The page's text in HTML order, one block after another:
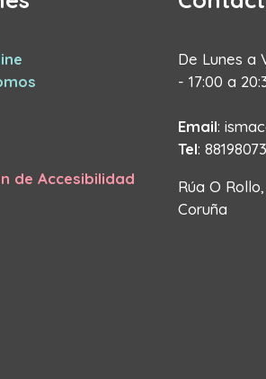
de Accesibilidad
De Lunes a
- 17:00 a
Email:
Tel:
Rúa O
Coruña